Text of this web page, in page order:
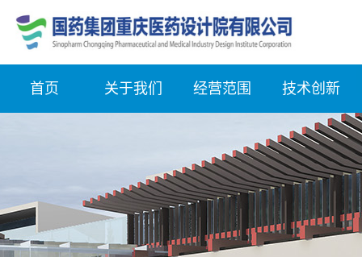
首页 关于我们 经营范围 技术创新